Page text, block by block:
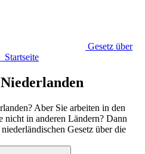
Gesetz über
Aber Sie arbeiten in den
nicht in anderen Ländern? Dann
Gesetz über die